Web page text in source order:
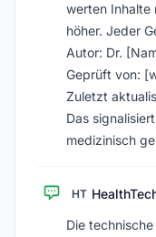
werten Inhalte
höher. Jeder
Autor: Dr.
Geprüft von:
Zuletzt
Das
medizinisch
HT
Die